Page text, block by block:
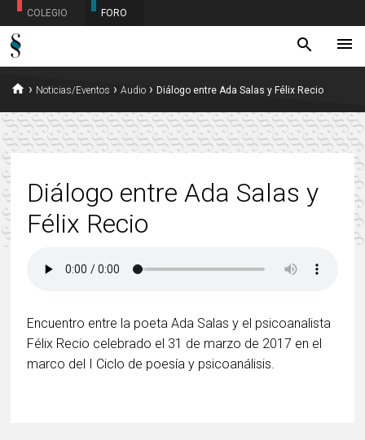
COLEGIO FORO
search menu
home › Noticias/Eventos ›Audio ›Diálogo entre Ada Salas y Félix Recio
Diálogo entre Ada Salas y
Félix Recio
Encuentro entre la poeta Ada Salas y el psicoanalista
Félix Recio celebrado el 31 de marzo de 2017 en el
marco del I Ciclo de poesía y psicoanálisis.